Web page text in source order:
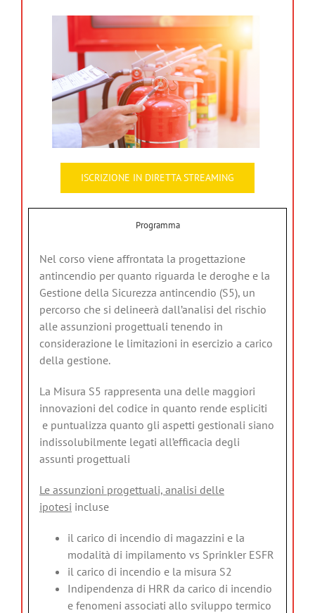
ISCRIZIONE IN DIRETTA STREAMING
Programma
Nel corso viene affrontata la progettazione
antincendio per quanto riguarda le deroghe e la
Gestione della Sicurezza antincendio (S5), un
percorso che si delineerà dall’analisi del rischio
alle assunzioni progettuali tenendo in
considerazione le limitazioni in esercizio a carico
della gestione.
La Misura S5 rappresenta una delle maggiori
innovazioni del codice in quanto rende espliciti
e puntualizza quanto gli aspetti gestionali siano
indissolubilmente legati all’efficacia degli
assunti progettuali
Le assunzioni progettuali, analisi delle
ipotesi incluse
il carico di incendio di magazzini e la
modalità di impilamento vs Sprinkler ESFR
il carico di incendio e la misura S2
Indipendenza di HRR da carico di incendio
e fenomeni associati allo sviluppo termico